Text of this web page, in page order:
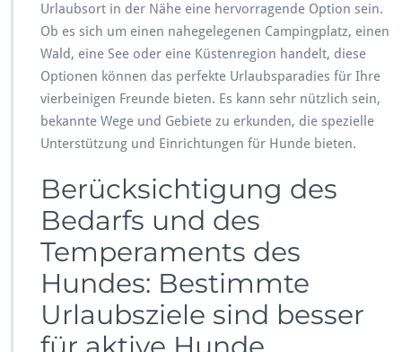
Urlaubsort in der Nähe eine hervorragende Option sein.
Ob es sich um einen nahegelegenen Campingplatz, einen
Wald, eine See oder eine Küstenregion handelt, diese
Optionen können das perfekte Urlaubsparadies für Ihre
vierbeinigen Freunde bieten. Es kann sehr nützlich sein,
bekannte Wege und Gebiete zu erkunden, die spezielle
Unterstützung und Einrichtungen für Hunde bieten.
Berücksichtigung des
Bedarfs und des
Temperaments des
Hundes: Bestimmte
Urlaubsziele sind besser